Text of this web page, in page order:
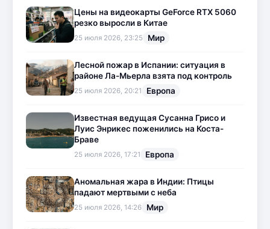
Цены на видеокарты GeForce RTX 5060
резко выросли в Китае
25 июля 2026, 23:25 Мир
Лесной пожар в Испании: ситуация в
районе Ла-Мьерла взята под контроль
25 июля 2026, 20:21 Европа
Известная ведущая Сусанна Грисо и
Луис Энрикес поженились на Коста-
Браве
25 июля 2026, 17:21 Европа
Аномальная жара в Индии: Птицы
падают мертвыми с неба
25 июля 2026, 14:26 Мир